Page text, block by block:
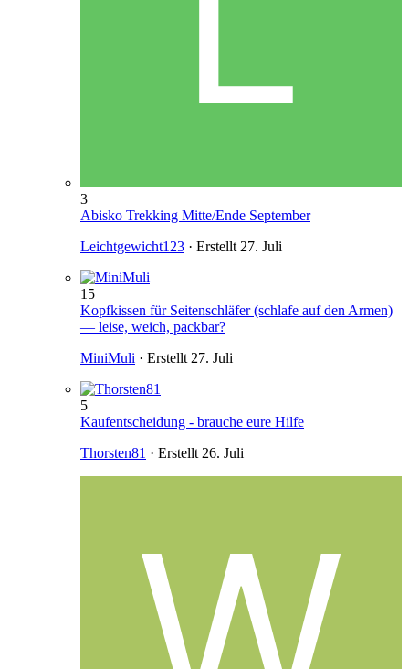
3
Abisko Trekking Mitte/Ende September
Leichtgewicht123 · Erstellt 27. Juli
15
Kopfkissen für Seitenschläfer (schlafe auf den Armen)
— leise, weich, packbar?
MiniMuli · Erstellt 27. Juli
5
Kaufentscheidung - brauche eure Hilfe
Thorsten81 · Erstellt 26. Juli